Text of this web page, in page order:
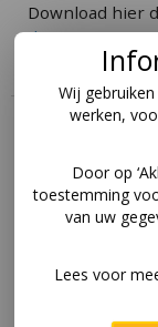
Download hier
deze pagina.
Deze skelter
Je koopt
even kunt
dochter er een
trappers? Hoe
verstellen?
Wij
werken,
Door op
toestemming
van uw
Lees voor